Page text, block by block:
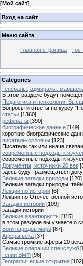
[Мой сайт]
Вход на сайт
Меню сайта
Главная страница
Categories
Генералы, адмиралы,
В этом разделе будут
Педагогика и психология
Вопросы и ответы по курсу
статьи [1360]
рефераты [390]
биографические данные [149]
короткие биографические
писатели-орловцы [123]
Писатели так или иначе
современные подходы к
современные подходы к
Документы, источники 20 век
здесь будут размещаться
Великие загадки природы [120]
Великие загадки природы:
Лекции по истории [6]
Лекции по Отечественной
Загадки истории [109]
загадки истории
Великие авантюристы [115]
в этом разделе вы узнаете о
Боги народов мира [87]
Аферы века [37]
Самые громкие аферы 20 века
Великие операции спецслужб
Гении ВМФ [96]
Географические открытия [102]